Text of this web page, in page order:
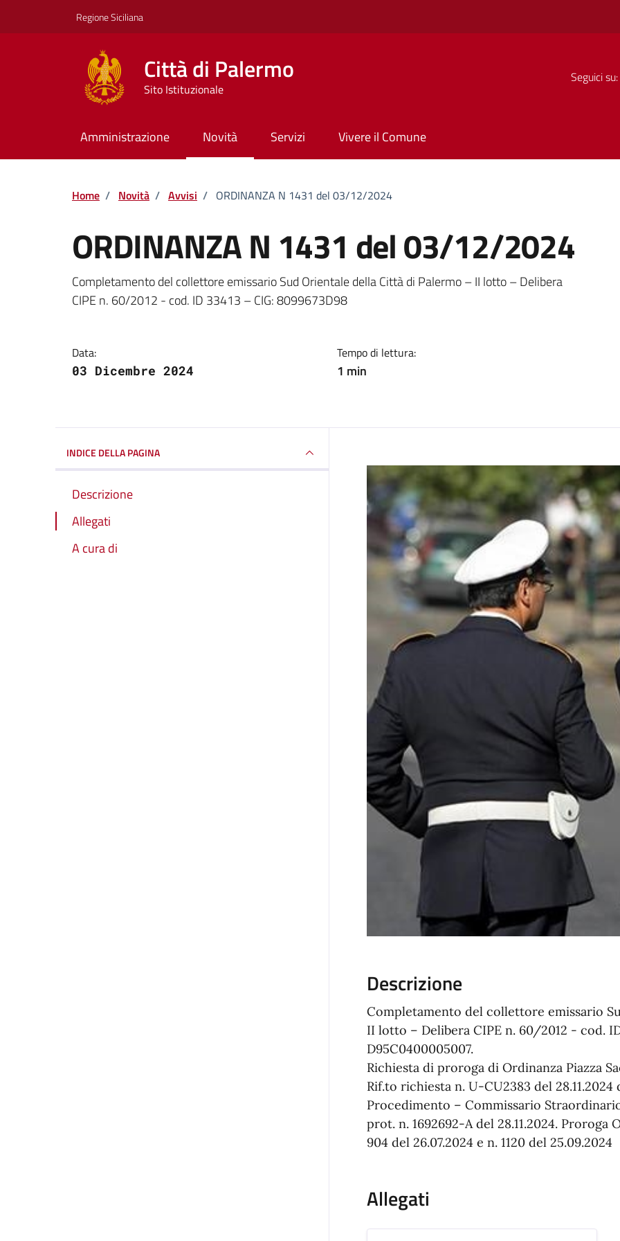
Regione Siciliana
Città di Palermo
Sito Istituzionale
Seguici su:
Amministrazione Novità Servizi Vivere il Comune
Home / Novità / Avvisi / ORDINANZA N 1431 del 03/12/2024
ORDINANZA N 1431 del 03/12/2024
Dettagli della notizia
Completamento del collettore emissario Sud Orientale della Città di Palermo – II lotto – Delibera
CIPE n. 60/2012 - cod. ID 33413 – CIG: 8099673D98
Data:
03 Dicembre 2024
Tempo di lettura:
1 min
INDICE DELLA PAGINA
Descrizione
Allegati
A cura di
Descrizione
Completamento del collettore emissario
II lotto – Delibera CIPE n. 60/2012 - cod.
D95C0400005007.
Richiesta di proroga di Ordinanza Piazza
Rif.to richiesta n. U-CU2383 del
Procedimento – Commissario
prot. n. 1692692-A del 28.11.2024. Proroga
904 del 26.07.2024 e n. 1120 del 25.09.2024
Allegati